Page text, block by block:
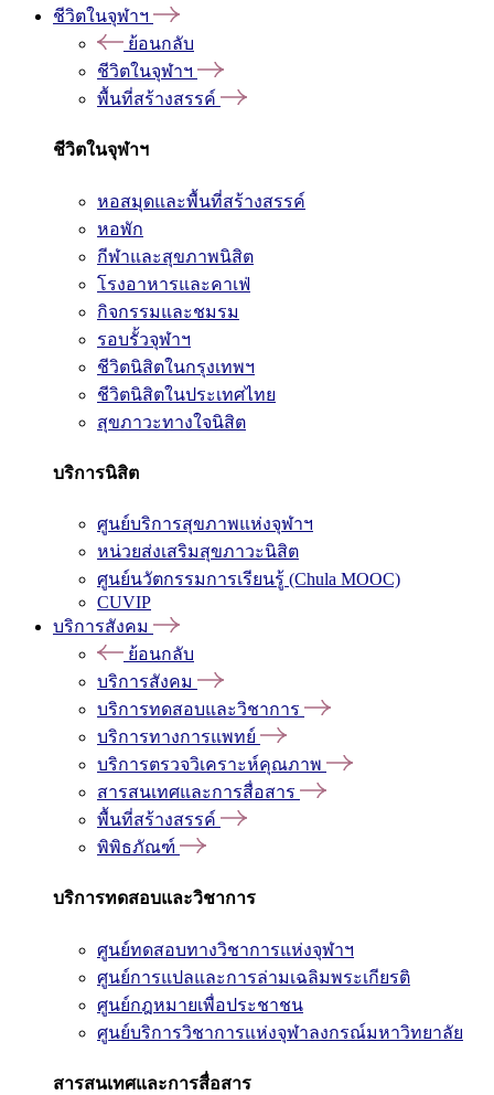
ชีวิตในจุฬาฯ
ย้อนกลับ
ชีวิตในจุฬาฯ
พื้นที่สร้างสรรค์
ชีวิตในจุฬาฯ
หอสมุดและพื้นที่สร้างสรรค์
หอพัก
กีฬาและสุขภาพนิสิต
โรงอาหารและคาเฟ่
กิจกรรมและชมรม
รอบรั้วจุฬาฯ
ชีวิตนิสิตในกรุงเทพฯ
ชีวิตนิสิตในประเทศไทย
สุขภาวะทางใจนิสิต
บริการนิสิต
ศูนย์บริการสุขภาพแห่งจุฬาฯ
หน่วยส่งเสริมสุขภาวะนิสิต
ศูนย์นวัตกรรมการเรียนรู้ (Chula MOOC)
CUVIP
บริการสังคม
ย้อนกลับ
บริการสังคม
บริการทดสอบและวิชาการ
บริการทางการแพทย์
บริการตรวจวิเคราะห์คุณภาพ
สารสนเทศและการสื่อสาร
พื้นที่สร้างสรรค์
พิพิธภัณฑ์
บริการทดสอบและวิชาการ
ศูนย์ทดสอบทางวิชาการแห่งจุฬาฯ
ศูนย์การแปลและการล่ามเฉลิมพระเกียรติ
ศูนย์กฎหมายเพื่อประชาชน
ศูนย์บริการวิชาการแห่งจุฬาลงกรณ์มหาวิทยาลัย
สารสนเทศและการสื่อสาร